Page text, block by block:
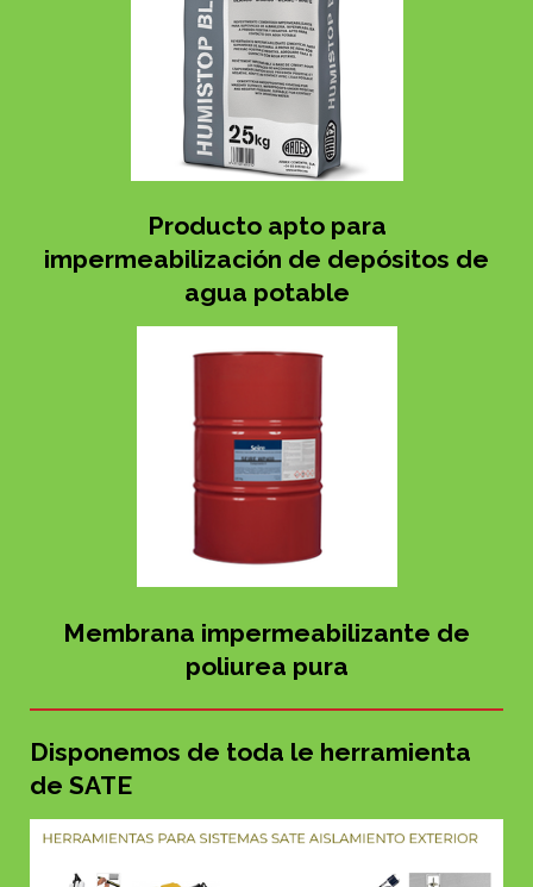
Producto apto para
impermeabilización de depósitos de
agua potable
Membrana impermeabilizante de
poliurea pura
Disponemos de toda le herramienta
de SATE